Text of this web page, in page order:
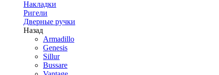
Накладки
Ригели
Дверные ручки
Назад
Armadillo
Genesis
Sillur
Bussare